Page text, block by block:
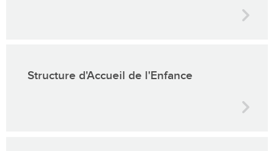
Structure d'Accueil de l'Enfance